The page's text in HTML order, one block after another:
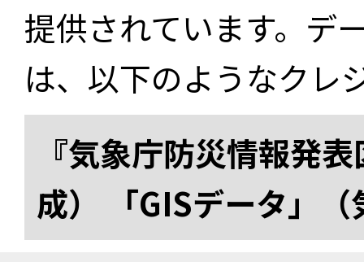
提供されています。デ
は、以下のようなクレ
『気象庁防災情報発
成） 「GISデータ」